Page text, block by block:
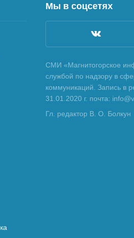
Мы в соцсетях
СМИ «Магнитогорское
службой по надзору в
коммуникаций. Запись в
31.01.2020 г. почта:
Гл. редактор В. О. Болкун